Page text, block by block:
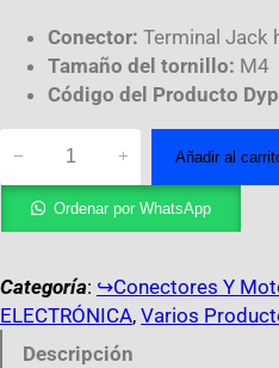
Conector: Terminal Jack
Tamaño del tornillo: M4
Código del Producto
− + Añadir al
Ordenar por WhatsApp
Categoría: ↪︎Conectores Y
ELECTRÓNICA, Varios
Descripción